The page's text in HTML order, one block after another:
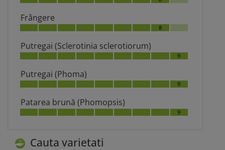
Cauta varietati
Frângere
8
Putregai (Sclerotinia sclerotiorum)
9
Putregai (Phoma)
9
Patarea brună (Phomopsis)
9